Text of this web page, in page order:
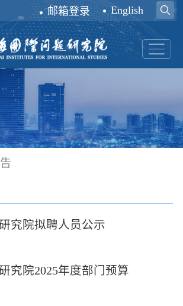
邮箱登录 English
究院拟聘人员公示
究院2025年度部门预算